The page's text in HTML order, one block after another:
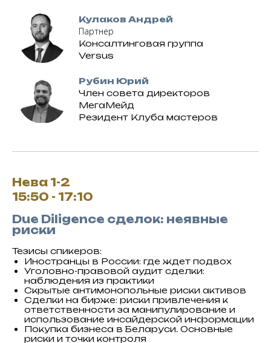
Кулаков Андрей
Партнер
Консалтинговая группа
Versus
Рубин Юрий
Член совета директоров
МегаМейд
Резидент Клуба мастеров
Нева 1-2
15:50 - 17:10
Due Diligence сделок: неявные
риски
Тезисы спикеров:
Иностранцы в России: где ждет подвох
Уголовно-правовой аудит сделки:
наблюдения из практики
Скрытые антимонопольные риски активов
Сделки на бирже: риски привлечения к
ответственности за манипулирование и
использование инсайдерской информации
Покупка бизнеса в Беларуси. Основные
риски и точки контроля